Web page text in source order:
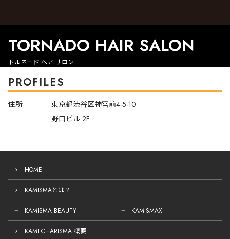
TORNADO HAIR SALON
トルネード ヘア サロン
PROFILES
住所
東京都渋谷区神宮前4-5-10
野口ビル 2F
HOME
KAMISMAとは？
KAMISMA BEAUTY KAMISMAX
KAMI CHARISMA 概要